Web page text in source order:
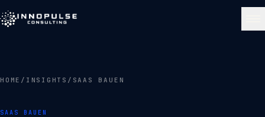
HOME / INSIGHTS / SAAS BAUEN
SAAS BAUEN